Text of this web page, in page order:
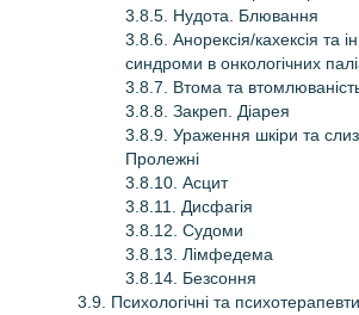
3.8.5. Нудота. Блювання
3.8.6. Анорексія/кахексія та
синдроми в онкологічних
3.8.7. Втома та
3.8.8. Закреп. Діарея
3.8.9. Ураження шкіри та
Пролежні
3.8.10. Асцит
3.8.11. Дисфагія
3.8.12. Судоми
3.8.13. Лімфедема
3.8.14. Безсоння
3.9. Психологічні та